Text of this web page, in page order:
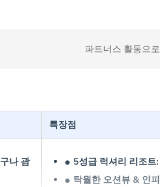
파트너스 활동으
특장점
나 괌
5성급 럭셔리 리조트:
탁월한 오션뷰 & 인